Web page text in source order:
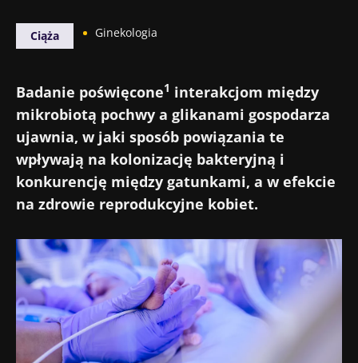
Ciąża Ginekologia
Badanie poświęcone1 interakcjom między
mikrobiotą pochwy a glikanami gospodarza
ujawnia, w jaki sposób powiązania te
wpływają na kolonizację bakteryjną i
konkurencję między gatunkami, a w efekcie
na zdrowie reprodukcyjne kobiet.